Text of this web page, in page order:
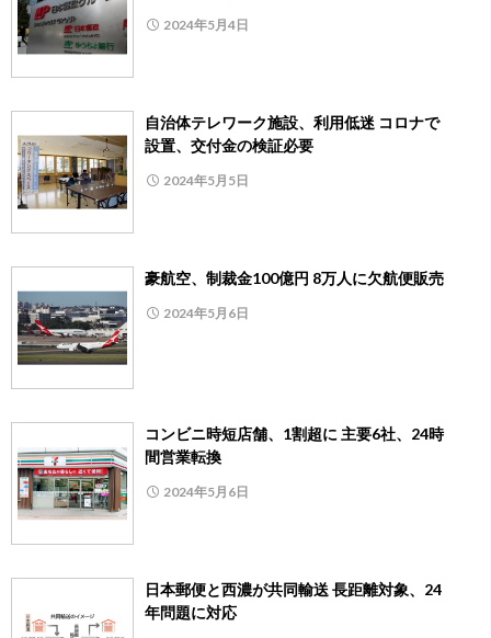
2024年5月4日
自治体テレワーク施設、利用低迷 コロナで
設置、交付金の検証必要
2024年5月5日
豪航空、制裁金100億円 8万人に欠航便販売
2024年5月6日
コンビニ時短店舗、1割超に 主要6社、24時
間営業転換
2024年5月6日
日本郵便と西濃が共同輸送 長距離対象、24
年問題に対応